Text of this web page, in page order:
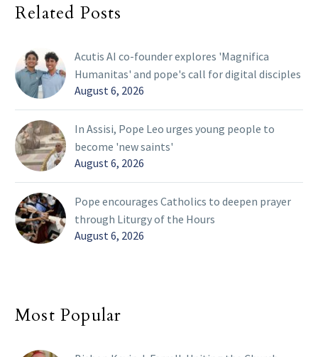
Related Posts
Acutis AI co-founder explores 'Magnifica
Humanitas' and pope's call for digital disciples
August 6, 2026
In Assisi, Pope Leo urges young people to
become 'new saints'
August 6, 2026
Pope encourages Catholics to deepen prayer
through Liturgy of the Hours
August 6, 2026
Most Popular